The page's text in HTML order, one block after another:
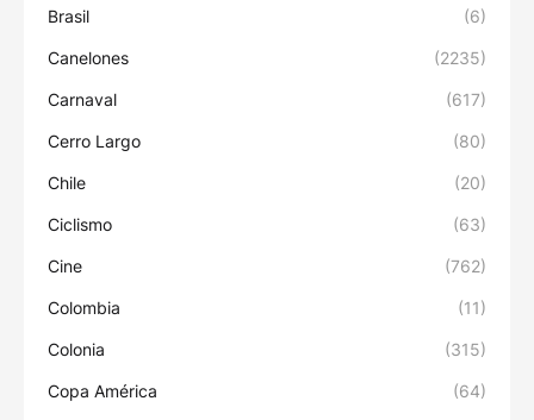
Brasil (6)
Canelones (2235)
Carnaval (617)
Cerro Largo (80)
Chile (20)
Ciclismo (63)
Cine (762)
Colombia (11)
Colonia (315)
Copa América (64)